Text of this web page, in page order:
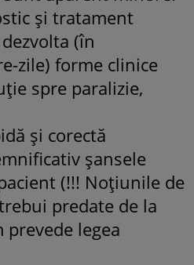
și tratament
(în
zile) forme clinice
spre paralizie,
și corectă
șansele
(!!! Noțiunile de
predate de la
prevede legea